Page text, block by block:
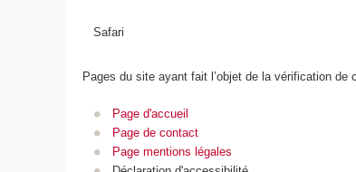
Safari
Pages du site ayant fait l’objet de la vérification de
Page d'accueil
Page de contact
Page mentions légales